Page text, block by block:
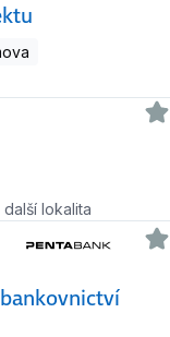
další lokalita